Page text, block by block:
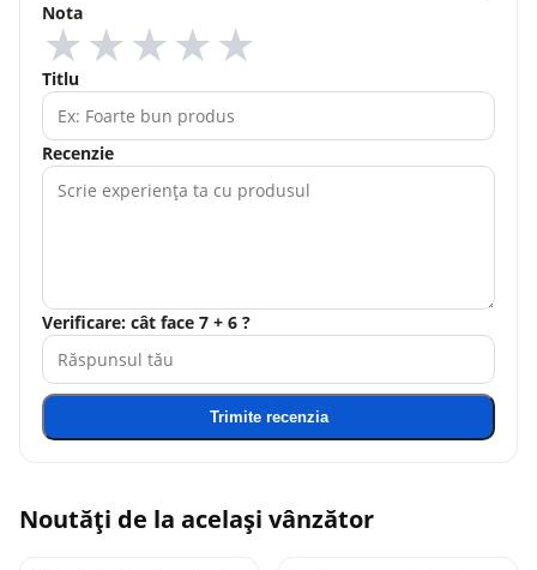
Nota
★
★
★
★
★
Titlu
Recenzie
Verificare: cât face 7 + 6 ?
Trimite recenzia
Noutăți de la același vânzător